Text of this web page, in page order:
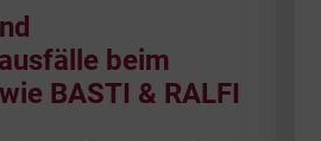
beim
BASTI & RALFI